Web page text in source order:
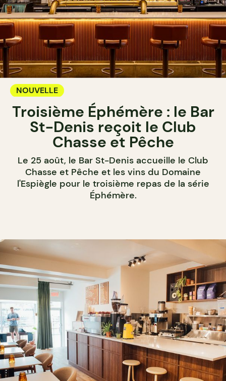
NOUVELLE
Troisième Éphémère : le Bar
St-Denis reçoit le Club
Chasse et Pêche
Le 25 août, le Bar St-Denis accueille le Club
Chasse et Pêche et les vins du Domaine
l'Espiègle pour le troisième repas de la série
Éphémère.